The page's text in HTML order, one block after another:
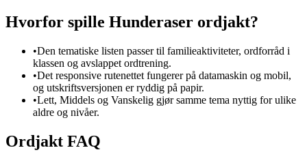
Hvorfor spille Hunderaser ordjakt?
•Den tematiske listen passer til familieaktiviteter, ordforråd i
klassen og avslappet ordtrening.
•Det responsive rutenettet fungerer på datamaskin og mobil,
og utskriftsversjonen er ryddig på papir.
•Lett, Middels og Vanskelig gjør samme tema nyttig for ulike
aldre og nivåer.
Ordjakt FAQ